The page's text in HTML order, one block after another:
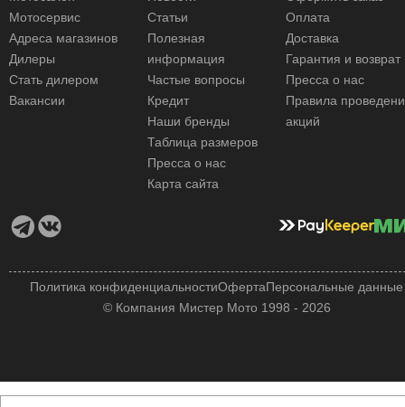
Мотосервис
Адреса магазинов
Дилеры
Стать дилером
Вакансии
Статьи
Полезная
информация
Частые вопросы
Кредит
Наши бренды
Таблица размеров
Пресса о нас
Карта сайта
Оплата
Доставка
Гарантия и возврат
Пресса о нас
Правила
акций
© Компания Мистер Мото 1998 - 2026
Политика конфиденциальностиОфертаПерсональные данные